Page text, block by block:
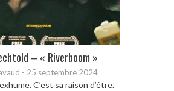
– « Riverboom »
- 25 septembre 2024
C’est sa raison d’être.